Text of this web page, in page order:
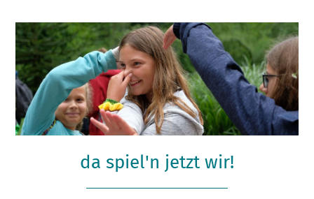
da spiel'n jetzt wir!